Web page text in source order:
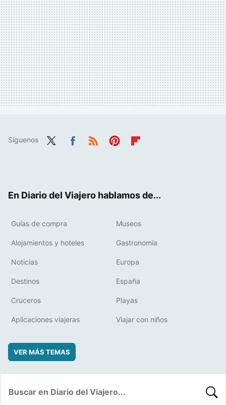
Síguenos
En Diario del Viajero hablamos de...
Guías de compra Museos
Alojamientos y hoteles Gastronomía
Noticias Europa
Destinos España
Cruceros Playas
Aplicaciones viajeras Viajar con niños
VER MÁS TEMAS